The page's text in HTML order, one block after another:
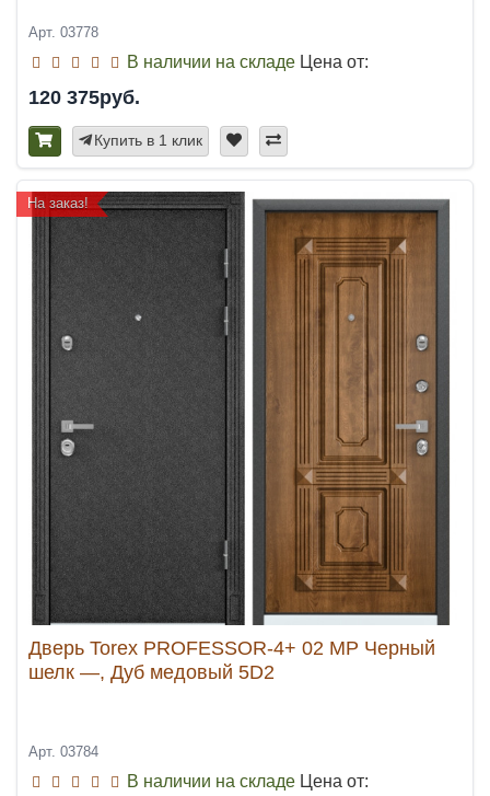
Арт. 03778
В наличии на складе Цена от:
120 375руб.
Купить в 1 клик
На заказ!
Дверь Torex PROFESSOR-4+ 02 MP Черный
шелк —, Дуб медовый 5D2
Арт. 03784
В наличии на складе Цена от: